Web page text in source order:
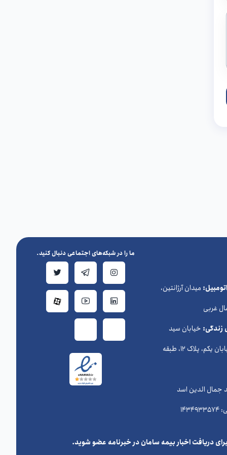
میدان آرژانتین،
غربی
خیابان سید
حسن نصرالله (وزراء) ، خیابان یکم، پلاک 12، طبقه
جمال الدین اسد
ما را در شبکه‌های اجتماعی دنبال کنید.
برای دریافت اخبار بیمه سامان در خبرنامه عضو شوید.